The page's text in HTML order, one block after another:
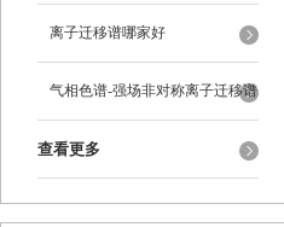
离子迁移谱哪家好
气相色谱-强场非对称离子迁移谱
查看更多